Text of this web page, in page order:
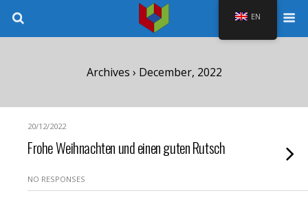
Archives › December, 2022
20/12/2022
Frohe Weihnachten und einen guten Rutsch
NO RESPONSES
EN